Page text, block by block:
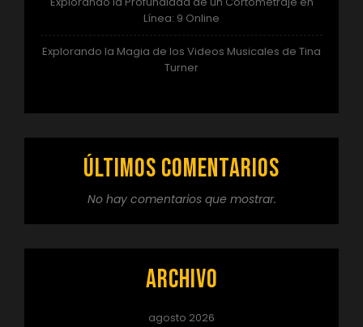
Línea: 9 Online
Explorando la Magia de los Videos Musicales de Tina
Turner
Últimos comentarios
No hay comentarios que mostrar.
Archivo
agosto 2026